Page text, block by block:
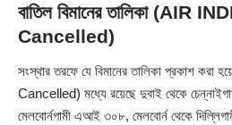
বাতিল বিমানের তালিকা (AIR
Cancelled)
সংস্থার তরফে যে বিমানের তালিকা প্রকাশ
Cancelled) মধ্যে রয়েছে দুবাই থেকে
মেলবোর্নগামী এআই ৩০৮, মেলবোর্ন থেকে